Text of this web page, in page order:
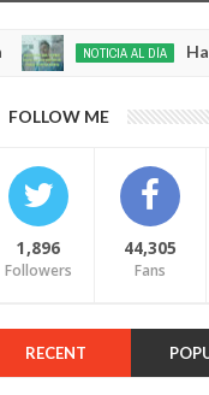
NOTICIA AL DÍA Habló con
FOLLOW ME
1,896
Followers
44,305
Fans
RECENT